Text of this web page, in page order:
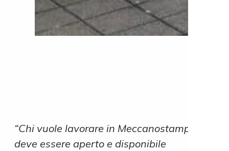
“Chi vuole lavorare in Meccanostampi
deve essere aperto e disponibile